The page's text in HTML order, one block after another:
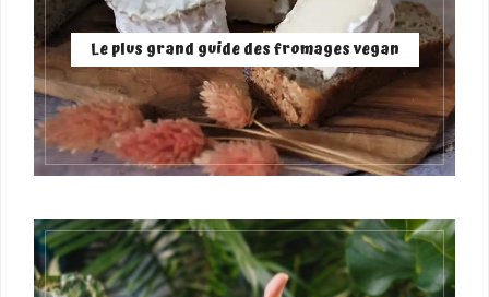
Le plus grand guide des fromages vegan